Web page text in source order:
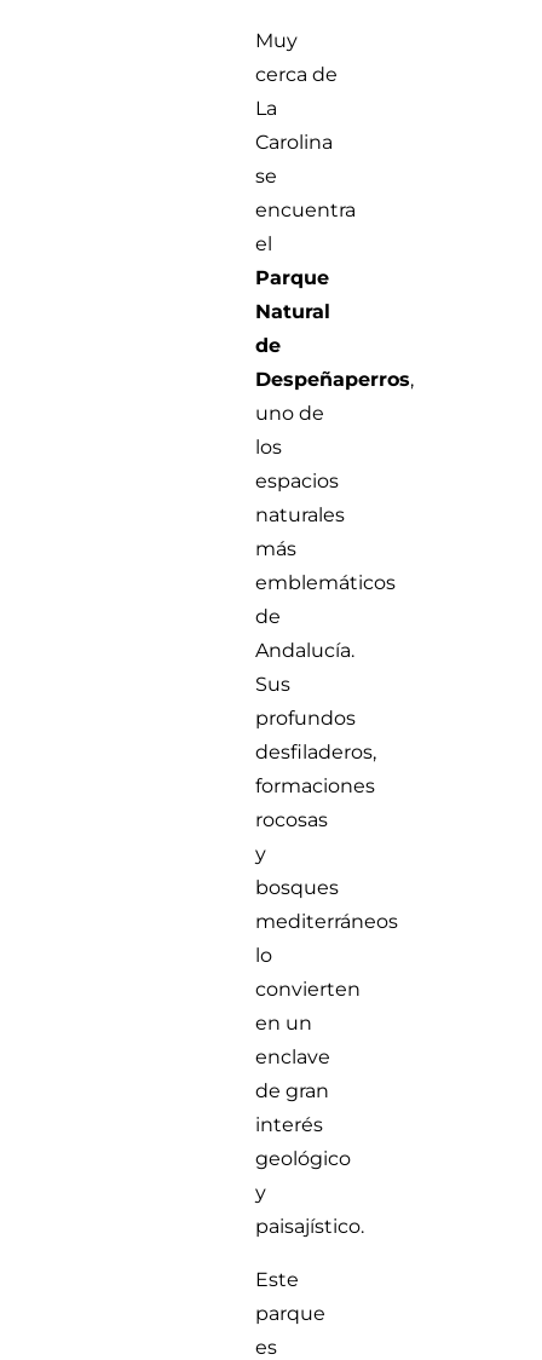
Muy
cerca de
La
Carolina
se
encuentra
el
Parque
Natural
de
Despeñaperros,
uno de
los
espacios
naturales
más
emblemáticos
de
Andalucía.
Sus
profundos
desfiladeros,
formaciones
rocosas
y
bosques
mediterráneos
lo
convierten
en un
enclave
de gran
interés
geológico
y
paisajístico.
Este
parque
es